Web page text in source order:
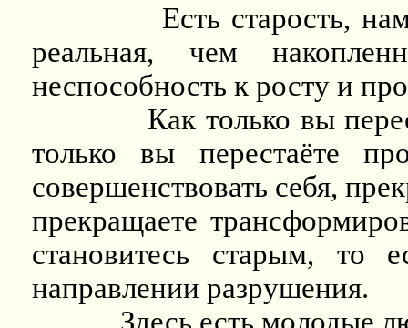
Есть старость,
реальная, чем
неспособность к росту и
Как только вы
только вы перестаёте
совершенствовать себя,
прекращаете
становитесь старым, то
направлении разрушения.